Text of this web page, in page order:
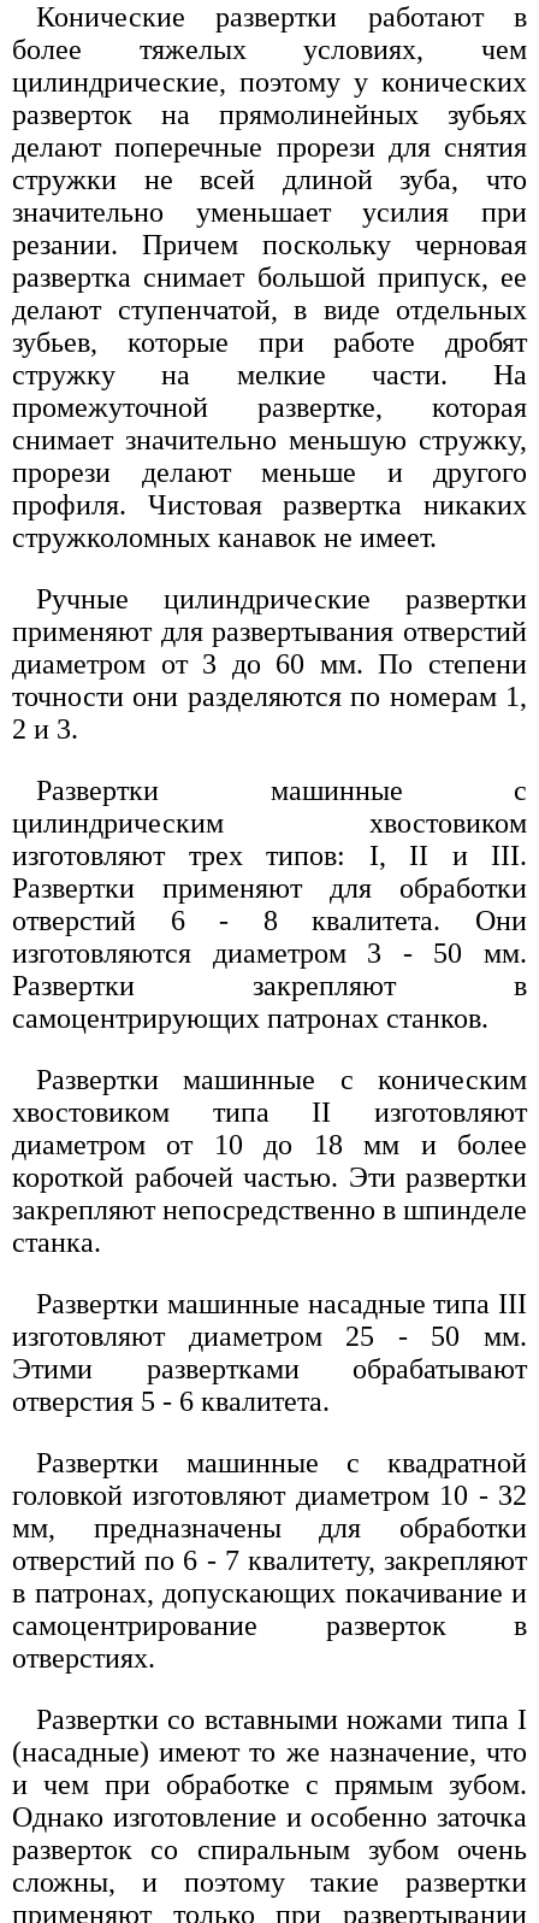
Конические развертки работают в
более тяжелых условиях, чем
цилиндрические, поэтому у конических
разверток на прямолинейных зубьях
делают поперечные прорези для снятия
стружки не всей длиной зуба, что
значительно уменьшает усилия при
резании. Причем поскольку черновая
развертка снимает большой припуск, ее
делают ступенчатой, в виде отдельных
зубьев, которые при работе дробят
стружку на мелкие части. На
промежуточной развертке, которая
снимает значительно меньшую стружку,
прорези делают меньше и другого
профиля. Чистовая развертка никаких
стружколомных канавок не имеет.
Ручные цилиндрические развертки
применяют для развертывания отверстий
диаметром от 3 до 60 мм. По степени
точности они разделяются по номерам 1,
2 и 3.
Развертки машинные с
цилиндрическим хвостовиком
изготовляют трех типов: I, II и III.
Развертки применяют для обработки
отверстий 6 - 8 квалитета. Они
изготовляются диаметром 3 - 50 мм.
Развертки закрепляют в
самоцентрирующих патронах станков.
Развертки машинные с коническим
хвостовиком типа II изготовляют
диаметром от 10 до 18 мм и более
короткой рабочей частью. Эти развертки
закрепляют непосредственно в шпинделе
станка.
Развертки машинные насадные типа III
изготовляют диаметром 25 - 50 мм.
Этими развертками обрабатывают
отверстия 5 - 6 квалитета.
Развертки машинные с квадратной
головкой изготовляют диаметром 10 - 32
мм, предназначены для обработки
отверстий по 6 - 7 квалитету, закрепляют
в патронах, допускающих покачивание и
самоцентрирование разверток в
отверстиях.
Развертки со вставными ножами типа I
(насадные) имеют то же назначение, что
и чем при обработке с прямым зубом.
Однако изготовление и особенно заточка
разверток со спиральным зубом очень
сложны, и поэтому такие развертки
применяют только при развертывании